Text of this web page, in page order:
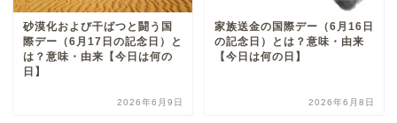
砂漠化および干ばつと闘う国
際デー（6月17日の記念日）と
は？意味・由来【今日は何の
日】
2026年6月9日
家族送金の国際デー（6月16日
の記念日）とは？意味・由来
【今日は何の日】
2026年6月8日